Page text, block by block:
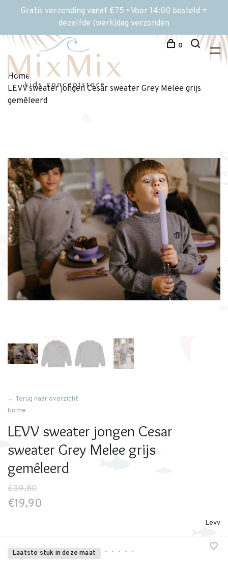
Gratis verzending vanaf €75 • Voor 14:00 besteld =
dezelfde (werk)dag verzonden
0
Home
LEVV sweater jongen Cesar sweater Grey Melee grijs
gemêleerd
← Terug naar overzicht
Home
LEVV sweater jongen Cesar
sweater Grey Melee grijs
gemêleerd
€39,80
€19,90
Levv
Laatste stuk in deze maat • • • • •